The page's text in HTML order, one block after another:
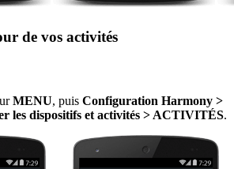
de vos activités
MENU, puis Configuration Harmony >
les dispositifs et activités > ACTIVITÉS.